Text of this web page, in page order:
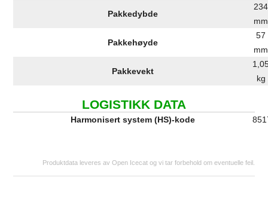
Pakkedybde
234
mm
Pakkehøyde
57
mm
Pakkevekt
kg
LOGISTIKK DATA
Harmonisert system (HS)-kode
Produktdata leveres av Open Icecat og vi tar forbehold om eventuelle feil.